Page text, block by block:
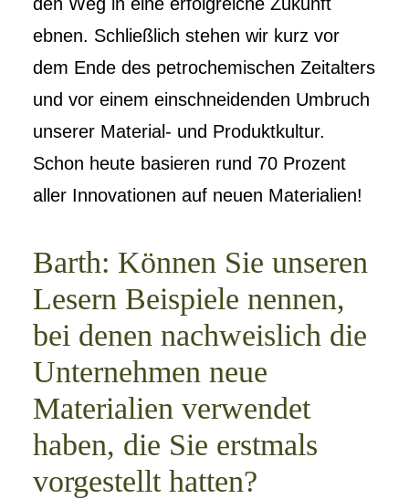
ebnen. Schließlich stehen wir kurz vor
dem Ende des petrochemischen Zeitalters
und vor einem einschneidenden Umbruch
unserer Material- und Produktkultur.
Schon heute basieren rund 70 Prozent
aller Innovationen auf neuen Materialien!
Barth: Können Sie unseren
Lesern Beispiele nennen,
bei denen nachweislich die
Unternehmen neue
Materialien verwendet
haben, die Sie erstmals
vorgestellt hatten?